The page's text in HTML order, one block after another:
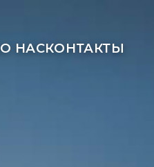
О НАСКОНТАКТЫ